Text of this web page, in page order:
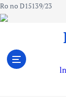
Ro no D15139/23